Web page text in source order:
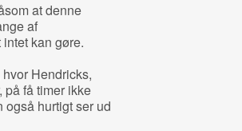
at denne
af
kan gøre.
Hendricks,
på få timer ikke
også hurtigt ser ud